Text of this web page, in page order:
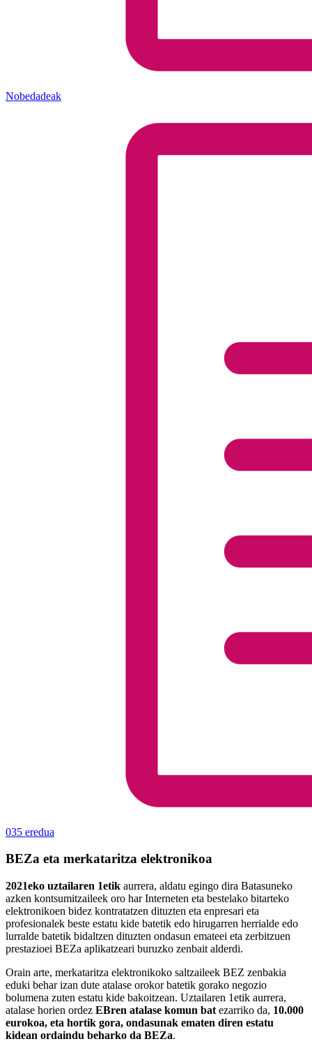
Nobedadeak
035 eredua
BEZa eta merkataritza elektronikoa
2021eko uztailaren 1etik aurrera, aldatu egingo dira Batasuneko
azken kontsumitzaileek oro har Interneten eta bestelako bitarteko
elektronikoen bidez kontratatzen dituzten eta enpresari eta
profesionalek beste estatu kide batetik edo hirugarren herrialde edo
lurralde batetik bidaltzen dituzten ondasun emateei eta zerbitzuen
prestazioei BEZa aplikatzeari buruzko zenbait alderdi.
Orain arte, merkataritza elektronikoko saltzaileek BEZ zenbakia
eduki behar izan dute atalase orokor batetik gorako negozio
bolumena zuten estatu kide bakoitzean. Uztailaren 1etik aurrera,
atalase horien ordez EBren atalase komun bat ezarriko da, 10.000
eurokoa, eta hortik gora, ondasunak ematen diren estatu
kidean ordaindu beharko da BEZa.